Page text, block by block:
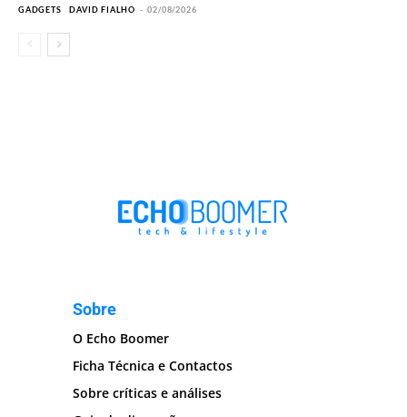
GADGETS DAVID FIALHO - 02/08/2026
Sobre
O Echo Boomer
Ficha Técnica e Contactos
Sobre críticas e análises